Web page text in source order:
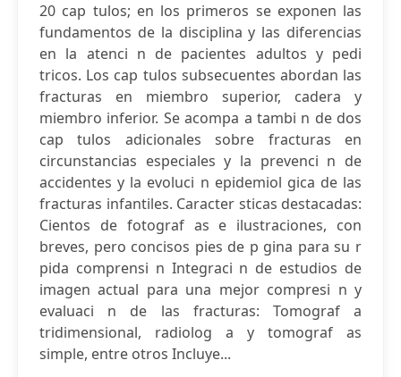
20 cap tulos; en los primeros se exponen las
fundamentos de la disciplina y las diferencias
en la atenci n de pacientes adultos y pedi
tricos. Los cap tulos subsecuentes abordan las
fracturas en miembro superior, cadera y
miembro inferior. Se acompa a tambi n de dos
cap tulos adicionales sobre fracturas en
circunstancias especiales y la prevenci n de
accidentes y la evoluci n epidemiol gica de las
fracturas infantiles. Caracter sticas destacadas:
Cientos de fotograf as e ilustraciones, con
breves, pero concisos pies de p gina para su r
pida comprensi n Integraci n de estudios de
imagen actual para una mejor compresi n y
evaluaci n de las fracturas: Tomograf a
tridimensional, radiolog a y tomograf as
simple, entre otros Incluye...